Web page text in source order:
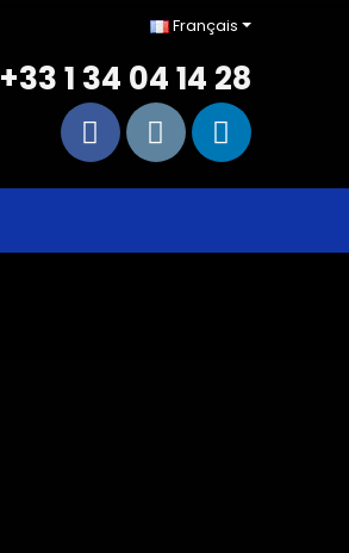
Français
+33 1 34 04 14 28